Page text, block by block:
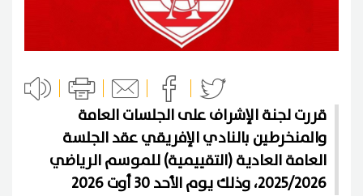
قررت لجنة الإشراف على الجلسات العامة
والمنخرطين بالنادي الإفريقي عقد الجلسة
العامة العادية (التقييمية) للموسم الرياضي
2025/2026، وذلك يوم الأحد 30 أوت 2026